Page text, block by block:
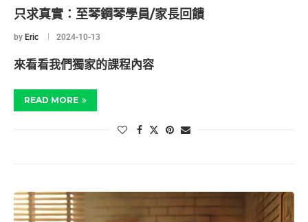
只求真實：至琴鋼琴學員/家長回饋
by Eric 2024-10-13
來看看我們獨家的課程內容
READ MORE